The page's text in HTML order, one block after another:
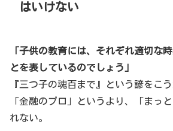
はいけない
「子供の教育には、それぞれ適切な
とを表しているのでしょう」
『三つ子の魂百まで』という諺をこ
「金融のプロ」というより、「まっ
れない。